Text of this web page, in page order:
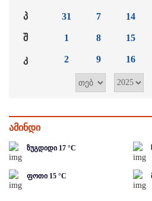
პ
შ
კ
31
1
2
7
8
9
14
15
16
ამინდი
ზუგდიდი 17 °C
ფოთი 15 °C